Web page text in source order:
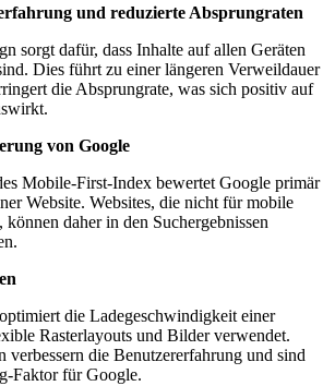
und reduzierte Absprungraten
sorgt dafür, dass Inhalte auf allen Geräten
Dies führt zu einer längeren Verweildauer
die Absprungrate, was sich positiv auf
von Google
Mobile-First-Index bewertet Google primär
Website. Websites, die nicht für mobile
daher in den Suchergebnissen
die Ladegeschwindigkeit einer
Rasterlayouts und Bilder verwendet.
verbessern die Benutzererfahrung und sind
Faktor für Google.